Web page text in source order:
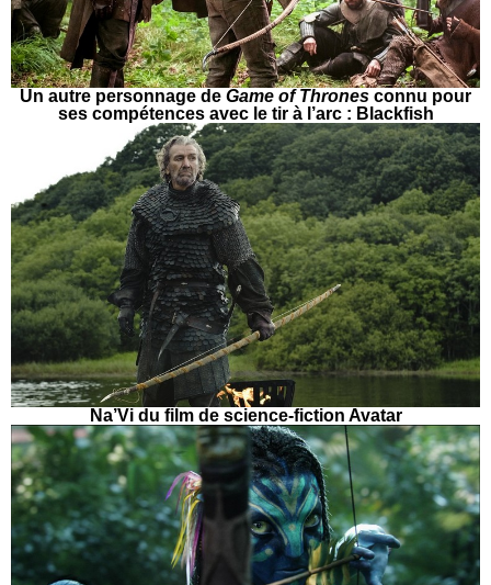
Un autre personnage de Game of Thrones connu pour
ses compétences avec le tir à l’arc : Blackfish
Na’Vi du film de science-fiction Avatar